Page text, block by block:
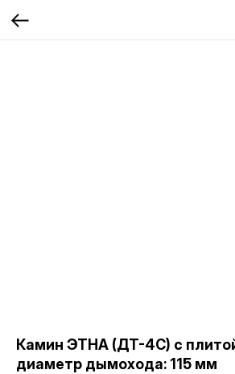
Камин ЭТНА (ДТ-4С) с
диаметр дымохода: 115 мм